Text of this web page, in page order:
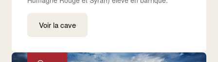
Voir la cave